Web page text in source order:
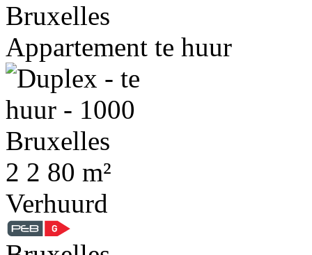
Bruxelles
Appartement te huur
2 2 80 m²
Verhuurd